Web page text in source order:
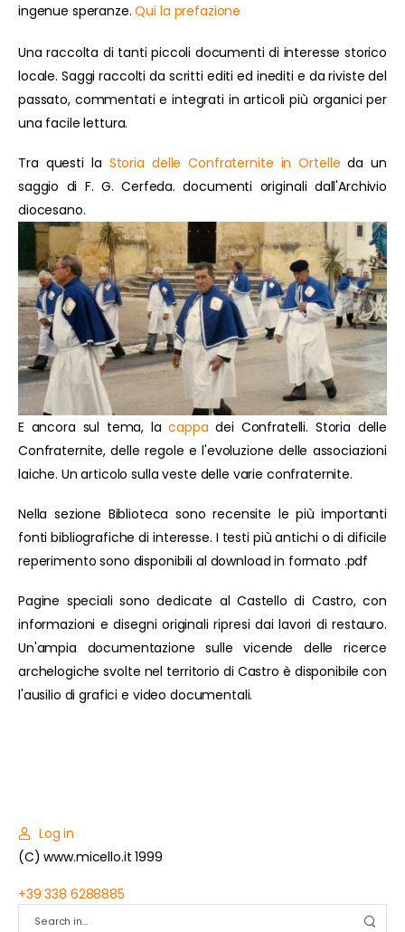
ingenue speranze.Qui la prefazione
Una raccolta di tanti piccoli documenti di interesse storico
locale. Saggi raccolti da scritti editi ed inediti e da riviste del
passato, commentati e integrati in articoli più organici per
una facile lettura.
Tra questi la Storia delle Confraternite in Ortelle da un
saggio di F. G. Cerfeda. documenti originali dall'Archivio
diocesano.
E ancora sul tema, lacappa dei Confratelli. Storia delle
Confraternite, delle regole e l'evoluzione delle associazioni
laiche. Un articolo sulla veste delle varie confraternite.
Nella sezione Biblioteca sono recensite le più importanti
fonti bibliografiche di interesse. I testi più antichi o di dificile
reperimento sono disponibili al download in formato .pdf
Pagine speciali sono dedicate al Castello di Castro, con
informazioni e disegni originali ripresi dai lavori di restauro.
Un'ampia documentazione sulle vicende delle ricerce
archelogiche svolte nel territorio di Castro è disponibile con
l'ausilio di grafici e video documentali.
Log in
(C) www.micello.it 1999
+39 338 6288885